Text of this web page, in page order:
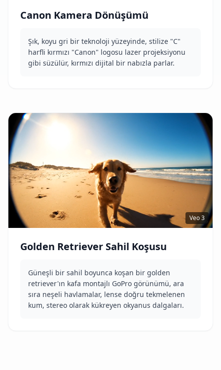
Canon Kamera Dönüşümü
Şık, koyu gri bir teknoloji yüzeyinde, stilize "C"
harfli kırmızı "Canon" logosu lazer projeksiyonu
gibi süzülür, kırmızı dijital bir nabızla parlar.
Veo 3
Golden Retriever Sahil Koşusu
Güneşli bir sahil boyunca koşan bir golden
retriever'ın kafa montajlı GoPro görünümü, ara
sıra neşeli havlamalar, lense doğru tekmelenen
kum, stereo olarak kükreyen okyanus dalgaları.